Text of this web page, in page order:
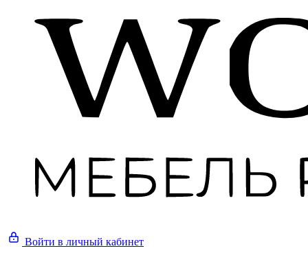
Войти в личный кабинет